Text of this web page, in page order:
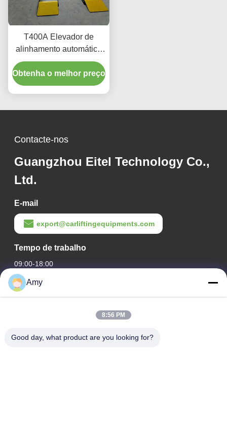
T400A Elevador de
alinhamento automático
de precisão 380V/220V
com projeto de perfil
baixo
Obtenha o melhor preço
Contacte-nos
Guangzhou Eitel Technology Co.,
Ltd.
E-mail
export@carliftingequipments.com
Tempo de trabalho
09:00-18:00
O nosso endereço
Estrada nacional 106, distrito de Huadu, cidade de
Amy
8:56 PM
Good day, what product are you looking for?